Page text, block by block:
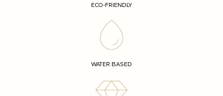
ECO-FRIENDLY
WATER BASED